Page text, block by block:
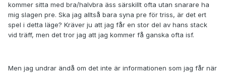
kommer sitta med bra/halvbra äss särskillt ofta utan snarare ha
mig slagen pre. Ska jag alltså bara syna pre för triss, är det ert
spel i detta läge? Kräver ju att jag får en stor del av hans stack
vid träff, men det tror jag att jag kommer få ganska ofta isf.
Men jag undrar ändå om det inte är informationen som jag får när